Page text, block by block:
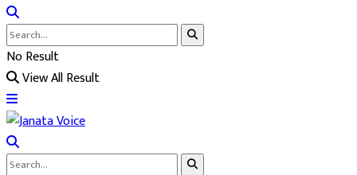
No Result
View All Result